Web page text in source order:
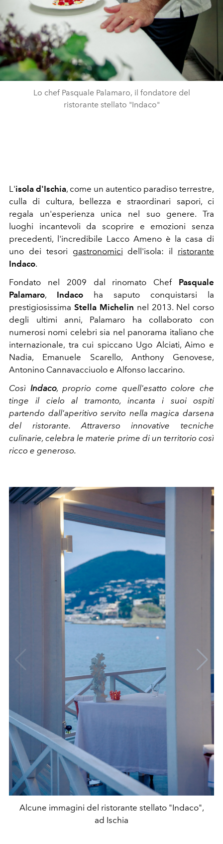
Lo chef Pasquale Palamaro, il fondatore del
ristorante stellato "Indaco"
L'isola d'Ischia, come un autentico paradiso terrestre,
culla di cultura, bellezza e straordinari sapori, ci
regala un'esperienza unica nel suo genere. Tra
luoghi incantevoli da scoprire e emozioni senza
precedenti, l'incredibile Lacco Ameno è la casa di
uno dei tesori gastronomici dell'isola: il ristorante
Indaco.
Fondato nel 2009 dal rinomato Chef Pasquale
Palamaro, Indaco ha saputo conquistarsi la
prestigiosissima Stella Michelin nel 2013. Nel corso
degli ultimi anni, Palamaro ha collaborato con
numerosi nomi celebri sia nel panorama italiano che
internazionale, tra cui spiccano Ugo Alciati, Aimo e
Nadia, Emanuele Scarello, Anthony Genovese,
Antonino Cannavacciuolo e Alfonso Iaccarino.
Così Indaco, proprio come quell'esatto colore che
tinge il cielo al tramonto, incanta i suoi ospiti
partendo dall'aperitivo servito nella magica darsena
del ristorante. Attraverso innovative tecniche
culinarie, celebra le materie prime di un territorio così
ricco e generoso.
Alcune immagini del ristorante stellato "Indaco",
ad Ischia